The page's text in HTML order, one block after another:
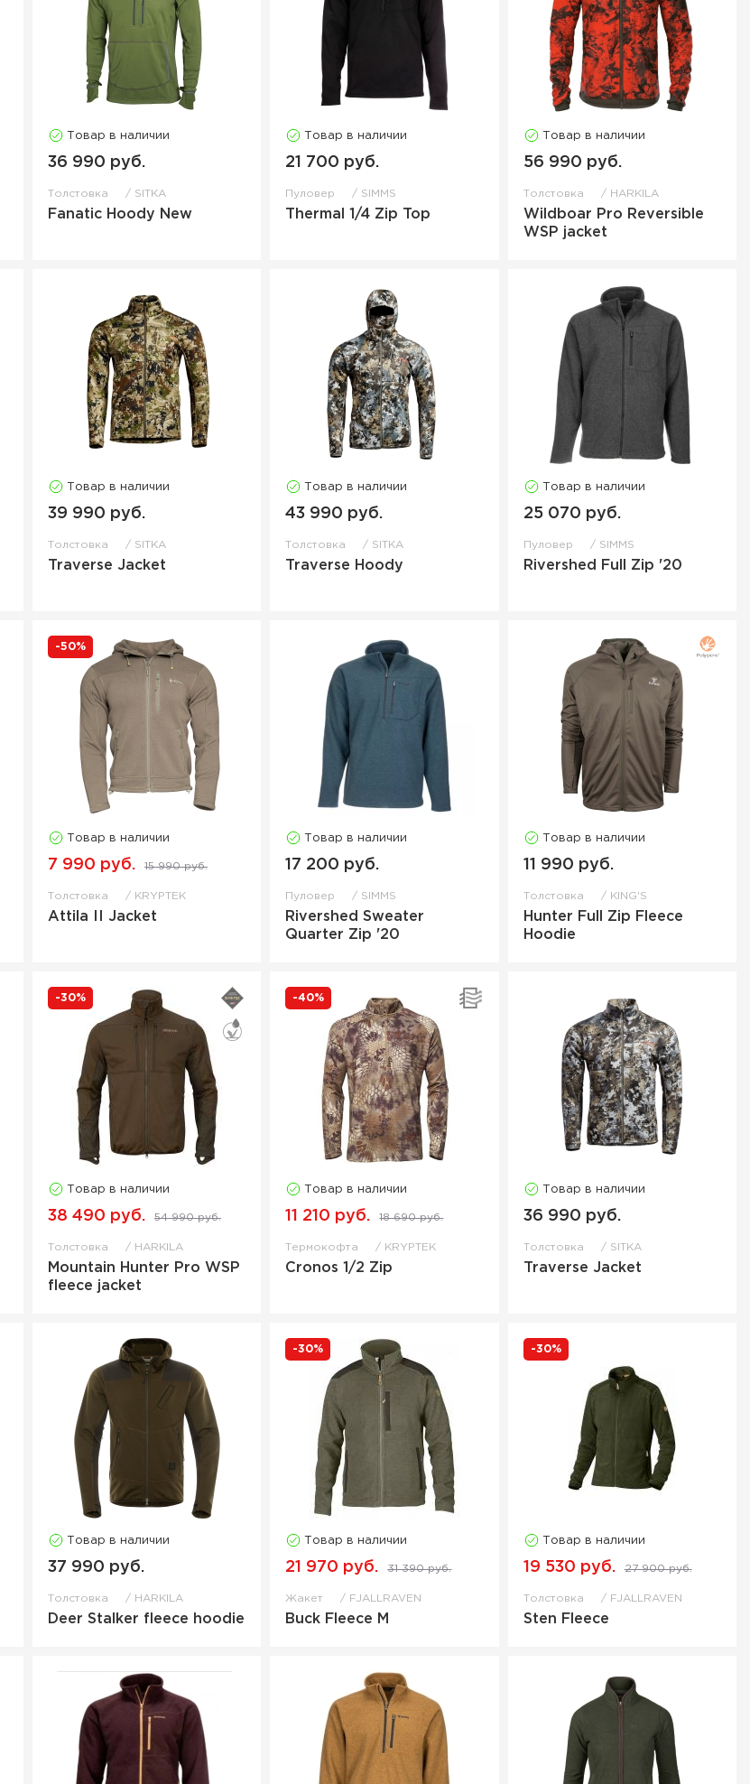
Товар в наличии
36 990 руб.
Толстовка SITKA
Fanatic Hoody New
Товар в наличии
21 700 руб.
Пуловер SIMMS
Thermal 1/4 Zip Top
Товар в наличии
56 990 руб.
Толстовка HARKILA
Wildboar Pro Reversible
WSP jacket
Товар в наличии
39 990 руб.
Толстовка SITKA
Traverse Jacket
Товар в наличии
43 990 руб.
Толстовка SITKA
Traverse Hoody
Товар в наличии
25 070 руб.
Пуловер SIMMS
Rivershed Full Zip '20
-50%
Товар в наличии
7 990 руб. 15 990 руб.
Толстовка KRYPTEK
Attila II Jacket
Товар в наличии
17 200 руб.
Пуловер SIMMS
Rivershed Sweater
Quarter Zip '20
Товар в наличии
11 990 руб.
Толстовка KING'S
Hunter Full Zip Fleece
Hoodie
-30%
Товар в наличии
38 490 руб. 54 990 руб.
Толстовка HARKILA
Mountain Hunter Pro WSP
fleece jacket
-40%
Товар в наличии
11 210 руб. 18 690 руб.
Термокофта KRYPTEK
Cronos 1/2 Zip
Товар в наличии
36 990 руб.
Толстовка SITKA
Traverse Jacket
Товар в наличии
37 990 руб.
Толстовка HARKILA
Deer Stalker fleece hoodie
-30%
Товар в наличии
21 970 руб. 31 390 руб.
Жакет FJALLRAVEN
Buck Fleece M
-30%
Товар в наличии
19 530 руб. 27 900 руб.
Толстовка FJALLRAVEN
Sten Fleece